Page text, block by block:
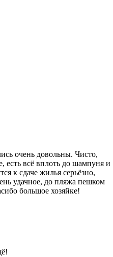
очень довольны. Чисто,
есть всё вплоть до шампуня и
к сдаче жилья серьёзно,
удачное, до пляжа пешком
большое хозяйке!